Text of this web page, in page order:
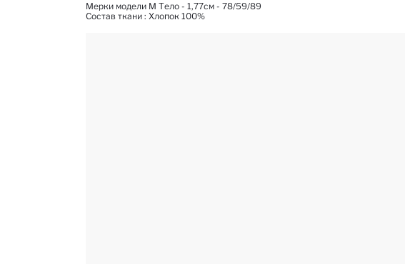
Мерки модели M Тело - 1,77см - 78/59/89
Состав ткани : Xлопок 100%